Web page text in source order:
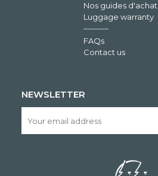
Nos guides d'achat
Luggage warranty
FAQs
Contact us
NEWSLETTER